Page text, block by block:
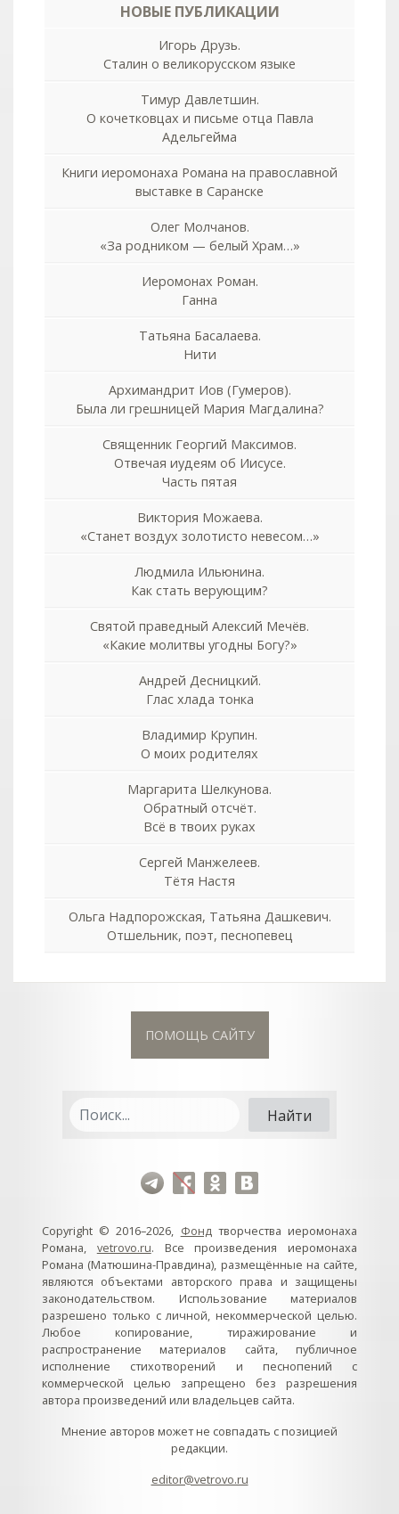
НОВЫЕ ПУБЛИКАЦИИ
Игорь Друзь.
Сталин о великорусском языке
Тимур Давлетшин.
О кочетковцах и письме отца Павла
Адельгейма
Книги иеромонаха Романа на православной
выставке в Саранске
Олег Молчанов.
«За родником — белый Храм…»
Иеромонах Роман.
Ганна
Татьяна Басалаева.
Нити
Архимандрит Иов (Гумеров).
Была ли грешницей Мария Магдалина?
Священник Георгий Максимов.
Отвечая иудеям об Иисусе.
Часть пятая
Виктория Можаева.
«Станет воздух золотисто невесом…»
Людмила Ильюнина.
Как стать верующим?
Святой праведный Алексий Мечёв.
«Какие молитвы угодны Богу?»
Андрей Десницкий.
Глас хлада тонка
Владимир Крупин.
О моих родителях
Маргарита Шелкунова.
Обратный отсчёт.
Всё в твоих руках
Сергей Манжелеев.
Тётя Настя
Ольга Надпорожская, Татьяна Дашкевич.
Отшельник, поэт, песнопевец
ПОМОЩЬ САЙТУ
Copyright © 2016–2026, Фондтворчества иеромонаха
Романа, vetrovo.ru. Все произведения иеромонаха
Романа (Матюшина-Правдина), размещённые на сайте,
являются объектами авторского права и защищены
законодательством. Использование материалов
разрешено только с личной, некоммерческой целью.
Любое копирование, тиражирование и
распространение материалов сайта, публичное
исполнение стихотворений и песнопений с
коммерческой целью запрещено без разрешения
автора произведений или владельцев сайта.
Мнение авторов может не совпадать с позицией
редакции.
editor@vetrovo.ru